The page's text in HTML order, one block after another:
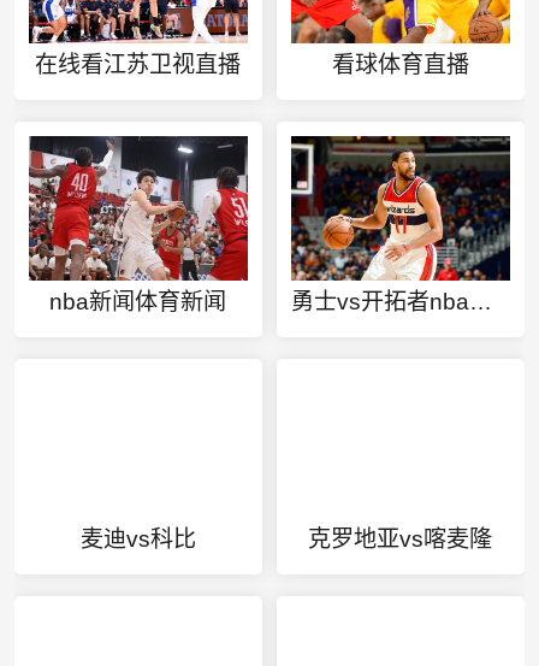
在线看江苏卫视直播 看球体育直播
nba新闻体育新闻 勇士vs开拓者nba季后赛g4回放
麦迪vs科比 克罗地亚vs喀麦隆